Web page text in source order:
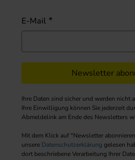
E-Mail
Newsletter
Ihre Daten sind sicher und werden nicht
Ihre Einwilligung können Sie jederzeit
Abmeldelink am Ende des Newsletters
Mit dem Klick auf "Newsletter
unsere Datenschutzerklärung gelesen
dort beschriebene Verarbeitung Ihrer